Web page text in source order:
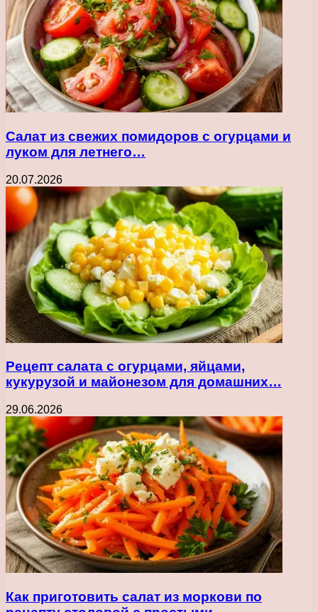
Салат из свежих помидоров с огурцами и
луком для летнего…
20.07.2026
Рецепт салата с огурцами, яйцами,
кукурузой и майонезом для домашних…
29.06.2026
Как приготовить салат из моркови по